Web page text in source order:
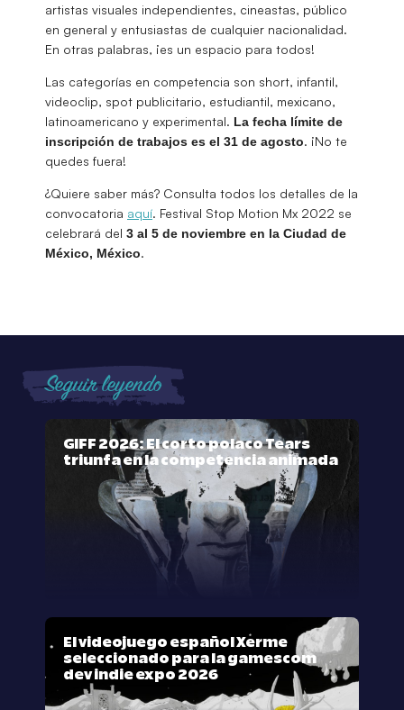
artistas visuales independientes, cineastas, público
en general y entusiastas de cualquier nacionalidad.
En otras palabras, ¡es un espacio para todos!
Las categorías en competencia son short, infantil,
videoclip, spot publicitario, estudiantil, mexicano,
latinoamericano y experimental. La fecha límite de
inscripción de trabajos es el 31 de agosto. ¡No te
quedes fuera!
¿Quiere saber más? Consulta todos los detalles de la
convocatoria aquí. Festival Stop Motion Mx 2022 se
celebrará del 3 al 5 de noviembre en la Ciudad de
México, México.
Seguir leyendo
GIFF 2026: El corto polaco Tears
triunfa en la competencia animada
El videojuego español Xerme
seleccionado para la gamescom
dev indie expo 2026